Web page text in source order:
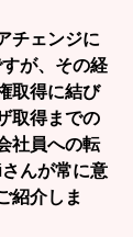
チェンジに
が、その経
取得に結び
取得までの
社員への転
んが常に意
紹介しま